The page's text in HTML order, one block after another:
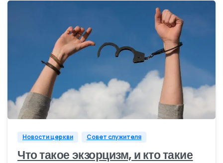
1
Новости церкви Совет служителя
Что такое экзорцизм, и кто такие